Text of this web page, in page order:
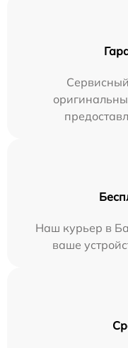
Наш курьер в
ваше